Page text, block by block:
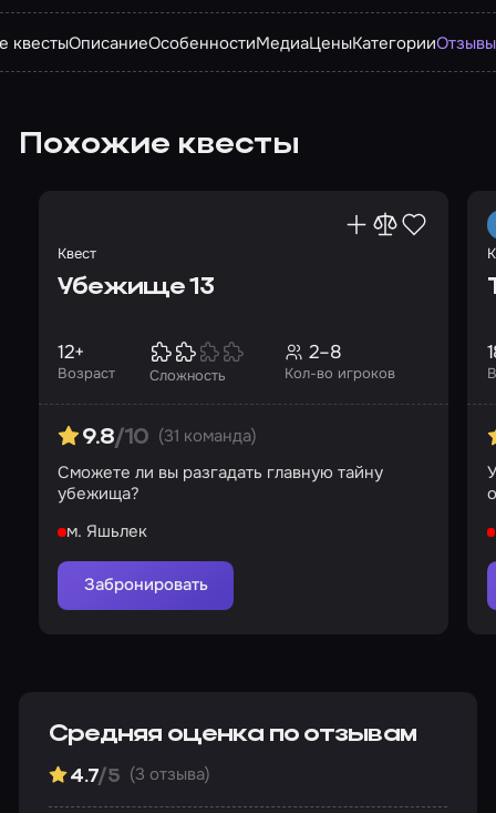
квестыОписаниеОсобенностиМедиаЦеныКатегорииОтзывы
Похожие квесты
Квест
Убежище 13
Возраст
12+
Сложность Кол-во игроков
2–8
9.8/10 (31 команда)
Сможете ли вы разгадать главную тайну
убежища?
м. Яшьлек
Забронировать
Средняя оценка по отзывам
4.7/5 (3 отзыва)